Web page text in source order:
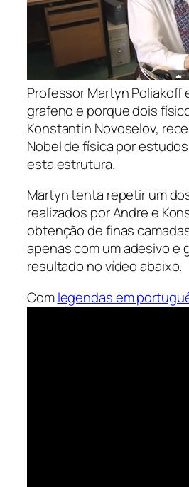
Professor Martyn Poliakoff
grafeno e porque dois
Konstantin Novoselov,
Nobel de física por
esta estrutura.
Martyn tenta repetir um
realizados por Andre e
obtenção de finas
apenas com um adesivo e
resultado no vídeo abaixo.
Comlegendas em